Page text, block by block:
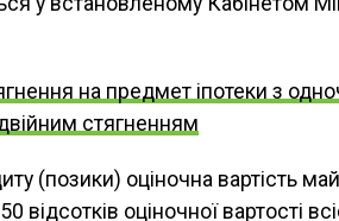
на предмет іпотеки з
стягненням
(позики) оціночна вартість
оціночної вартості